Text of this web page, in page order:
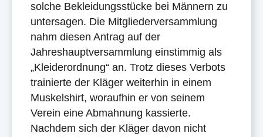
solche Bekleidungsstücke bei Männern zu
untersagen. Die Mitgliederversammlung
nahm diesen Antrag auf der
Jahreshauptversammlung einstimmig als
„Kleiderordnung“ an. Trotz dieses Verbots
trainierte der Kläger weiterhin in einem
Muskelshirt, woraufhin er von seinem
Verein eine Abmahnung kassierte.
Nachdem sich der Kläger davon nicht